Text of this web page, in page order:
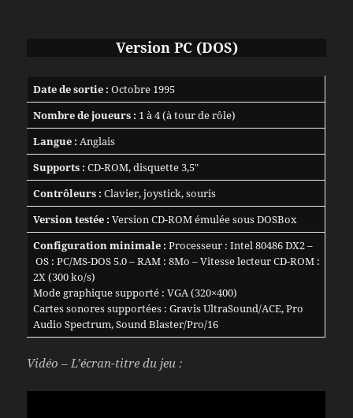
Version PC (DOS)
Date de sortie : Octobre 1995
Nombre de joueurs : 1 à 4 (à tour de rôle)
Langue : Anglais
Supports : CD-ROM, disquette 3,5″
Contrôleurs : Clavier, joystick, souris
Version testée : Version CD-ROM émulée sous DOSBox
Configuration minimale : Processeur : Intel 80486 DX2 –
OS : PC/MS-DOS 5.0 – RAM : 8Mo – Vitesse lecteur CD-ROM :
2X (300 ko/s)
Mode graphique supporté : VGA (320×400)
Cartes sonores supportées : Gravis UltraSound/ACE, Pro
Audio Spectrum, Sound Blaster/Pro/16
Vidéo – L’écran-titre du jeu :